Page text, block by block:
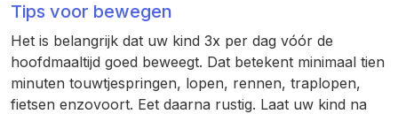
Tips voor bewegen
Het is belangrijk dat uw kind 3x per dag vóór de
hoofdmaaltijd goed beweegt. Dat betekent minimaal tien
minuten touwtjespringen, lopen, rennen, traplopen,
fietsen enzovoort. Eet daarna rustig. Laat uw kind na